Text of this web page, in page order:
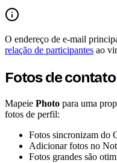
O endereço de e-mail
relação de participantes ao
Fotos de contato
Mapeie Photo para uma
fotos de perfil:
Fotos sincronizam do
Adicionar fotos no
Fotos grandes são